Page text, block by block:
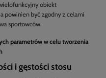
obiekt
powinien być zgodny z celami
sportowców.
parametrów w celu tworzenia
i gęstości stosu